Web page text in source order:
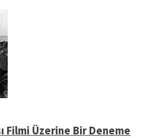
Filmi Üzerine Bir Deneme